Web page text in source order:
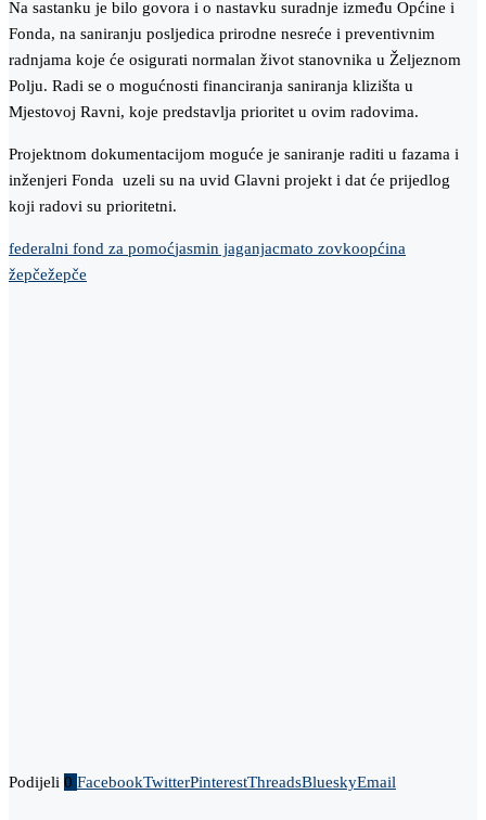
Na sastanku je bilo govora i o nastavku suradnje između Općine i
Fonda, na saniranju posljedica prirodne nesreće i preventivnim
radnjama koje će osigurati normalan život stanovnika u Željeznom
Polju. Radi se o mogućnosti financiranja saniranja klizišta u
Mjestovoj Ravni, koje predstavlja prioritet u ovim radovima.
Projektnom dokumentacijom moguće je saniranje raditi u fazama i
inženjeri Fonda uzeli su na uvid Glavni projekt i dat će prijedlog
koji radovi su prioritetni.
federalni fond za pomoćjasmin jaganjacmato zovkoopćina
žepčežepče
Podijeli 0 FacebookTwitterPinterestThreadsBlueskyEmail